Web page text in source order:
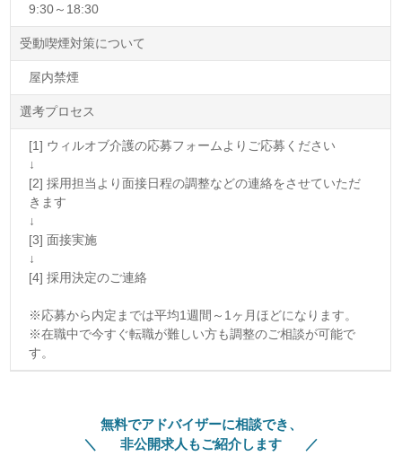
9:30～18:30
受動喫煙対策について
屋内禁煙
選考プロセス
[1] ウィルオブ介護の応募フォームよりご応募ください
↓
[2] 採用担当より面接日程の調整などの連絡をさせていただ
きます
↓
[3] 面接実施
↓
[4] 採用決定のご連絡
※応募から内定までは平均1週間～1ヶ月ほどになります。
※在職中で今すぐ転職が難しい方も調整のご相談が可能で
す。
無料でアドバイザーに相談でき、
非公開求人もご紹介します